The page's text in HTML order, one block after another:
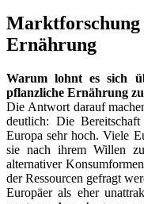
Marktforschung
Ernährung
Warum lohnt es sich
pflanzliche Ernährung
Die Antwort darauf
deutlich: Die
Europa sehr hoch. Viele
sie nach ihrem Willen
alternativer
der Ressourcen gefragt
Europäer als eher